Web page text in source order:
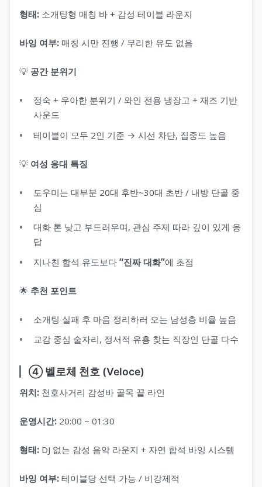
형태: 소개팅형 매칭 바 + 감성 테이블 라운지
바잉 여부: 매칭 시만 진행 / 무리한 유도 없음
💡 공간 분위기
정숙 + 우아한 분위기 / 와인 전용 냉장고 + 재즈 기반
사운드
테이블이 모두 2인 기준 → 시선 차단, 집중도 높음
💡 여성 응대 특징
도우미는 대부분 20대 후반~30대 초반 / 내방 단골 중
심
대화 톤 낮고 부드러우며, 관심 주제 따라 깊이 있게 응
답
지나친 합석 유도보다 “진짜 대화”에 초점
🌟 추천 포인트
소개팅 실패 후 마음 정리하러 오는 남성층 비율 높음
교감 중심 술자리, 정서적 유흥 찾는 직장인 단골 다수
④ 벨로체 천호 (Veloce)
위치: 천호사거리 감성바 골목 끝 라인
운영시간: 20:00 ~ 01:30
형태: DJ 없는 감성 음악 라운지 + 자연 합석 바잉 시스템
바잉 여부: 테이블당 선택 가능 / 비강제적